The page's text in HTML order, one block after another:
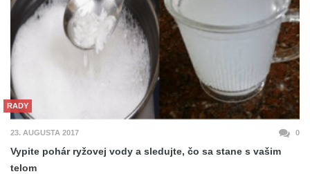
RADY
23. AUGUSTA 2017 0
Vypite pohár ryžovej vody a sledujte, čo sa stane s vašim
telom